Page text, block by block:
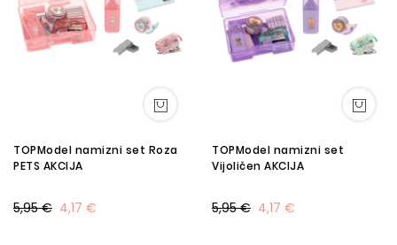
TOPModel namizni set Roza
PETS AKCIJA
4,17 €
5,95 €
TOPModel namizni set
Vijoličen AKCIJA
4,17 €
5,95 €